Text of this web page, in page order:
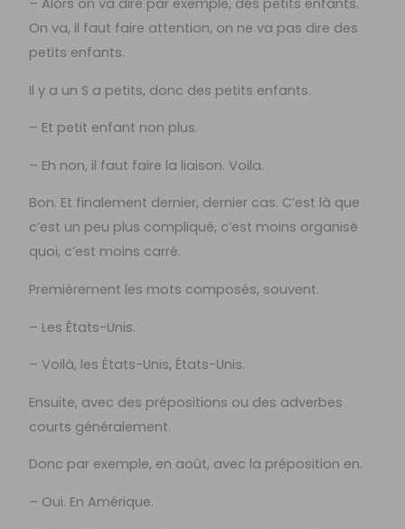
– Alors on va dire par exemple, des petits enfants.
On va, il faut faire attention, on ne va pas dire des
petits enfants.
Il y a un S a petits, donc des petits enfants.
– Et petit enfant non plus.
– Eh non, il faut faire la liaison. Voila.
Bon. Et finalement dernier, dernier cas. C’est là que
c’est un peu plus compliqué, c’est moins organisé
quoi, c’est moins carré.
Premièrement les mots composés, souvent.
– Les États-Unis.
– Voilà, les États-Unis, États-Unis.
Ensuite, avec des prépositions ou des adverbes
courts généralement.
Donc par exemple, en août, avec la préposition en.
– Oui. En Amérique.